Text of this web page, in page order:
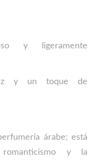
y ligeramente
y un toque de
árabe; está
y la